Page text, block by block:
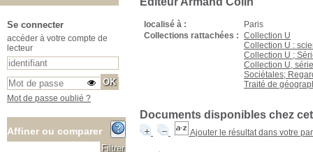
localisé à :
Paris
Collections rattachées : Collection U
Collection U :
Collection U ;
Collection U,
Sociétales;
Traité de
Documents disponibles chez
Ajouter le résultat dans votre
Se connecter
accéder à votre compte de
lecteur
Mot de passe oublié ?
Affiner ou comparer